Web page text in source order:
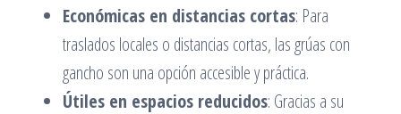
Económicas en distancias cortas: Para
traslados locales o distancias cortas, las grúas con
gancho son una opción accesible y práctica.
Útiles en espacios reducidos: Gracias a su